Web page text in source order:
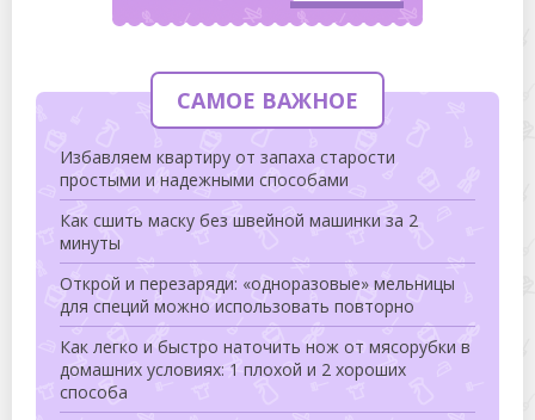
САМОЕ ВАЖНОЕ
Избавляем квартиру от запаха старости
простыми и надежными способами
Как сшить маску без швейной машинки за 2
минуты
Открой и перезаряди: «одноразовые» мельницы
для специй можно использовать повторно
Как легко и быстро наточить нож от мясорубки в
домашних условиях: 1 плохой и 2 хороших
способа